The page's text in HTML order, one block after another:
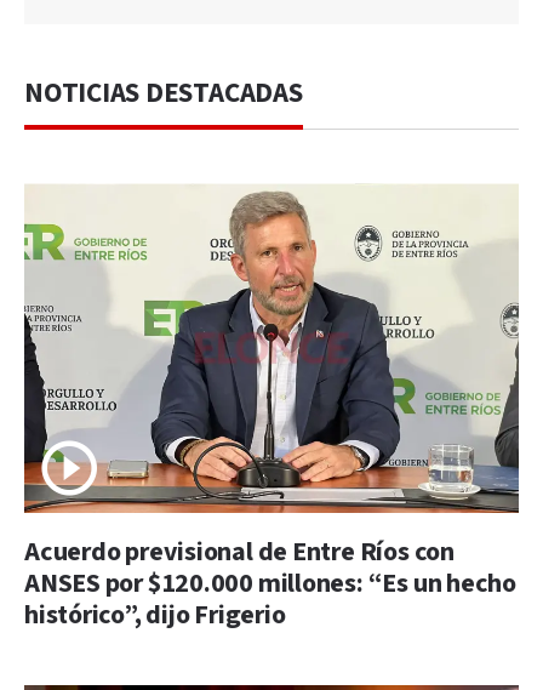
NOTICIAS DESTACADAS
Acuerdo previsional de Entre Ríos con
ANSES por $120.000 millones: “Es un hecho
histórico”, dijo Frigerio